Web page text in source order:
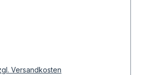
Versandkosten